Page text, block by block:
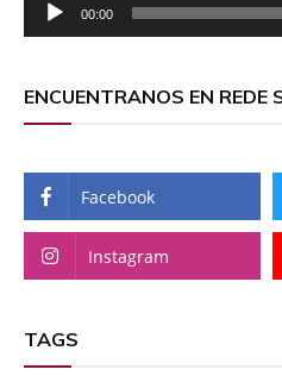
00:00
ENCUENTRANOS EN REDE
Facebook
Instagram
TAGS